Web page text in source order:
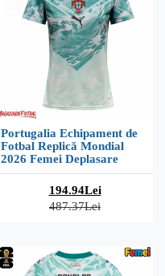
Portugalia Echipament de
Fotbal Replică Mondial
2026 Femei Deplasare
194.94Lei
487.37Lei